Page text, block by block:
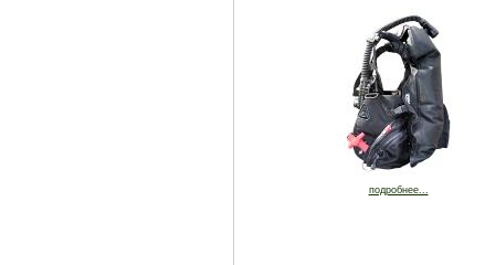
подробнее...